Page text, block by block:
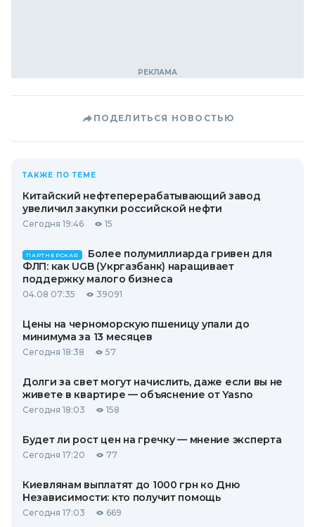
ПОДЕЛИТЬСЯ НОВОСТЬЮ
ТАКЖЕ ПО ТЕМЕ
Китайский нефтеперерабатывающий завод
увеличил закупки российской нефти
Сегодня 19:46 15
ПАРТНЕРСКАЯ
Более полумиллиарда гривен для
ФЛП: как UGB (Укргазбанк) наращивает
поддержку малого бизнеса
04.08 07:35 39091
Цены на черноморскую пшеницу упали до
минимума за 13 месяцев
Сегодня 18:38 57
Долги за свет могут начислить, даже если вы не
живете в квартире — объяснение от Yasno
Сегодня 18:03 158
Будет ли рост цен на гречку — мнение эксперта
Сегодня 17:20 77
Киевлянам выплатят до 1000 грн ко Дню
Независимости: кто получит помощь
Сегодня 17:03 669